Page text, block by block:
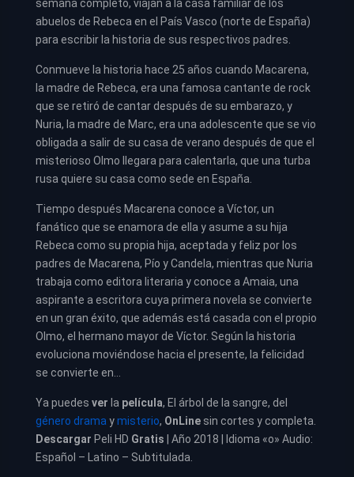
semana completo, viajan a la casa familiar de los
abuelos de Rebeca en el País Vasco (norte de España)
para escribir la historia de sus respectivos padres.
Conmueve la historia hace 25 años cuando Macarena,
la madre de Rebeca, era una famosa cantante de rock
que se retiró de cantar después de su embarazo, y
Nuria, la madre de Marc, era una adolescente que se vio
obligada a salir de su casa de verano después de que el
misterioso Olmo llegara para calentarla, que una turba
rusa quiere su casa como sede en España.
Tiempo después Macarena conoce a Víctor, un
fanático que se enamora de ella y asume a su hija
Rebeca como su propia hija, aceptada y feliz por los
padres de Macarena, Pío y Candela, mientras que Nuria
trabaja como editora literaria y conoce a Amaia, una
aspirante a escritora cuya primera novela se convierte
en un gran éxito, que además está casada con el propio
Olmo, el hermano mayor de Víctor. Según la historia
evoluciona moviéndose hacia el presente, la felicidad
se convierte en…
Ya puedes ver la película, El árbol de la sangre, del
género dramaymisterio, OnLine sin cortes y completa.
Descargar Peli HD Gratis | Año 2018 | Idioma «o» Audio:
Español – Latino – Subtitulada.